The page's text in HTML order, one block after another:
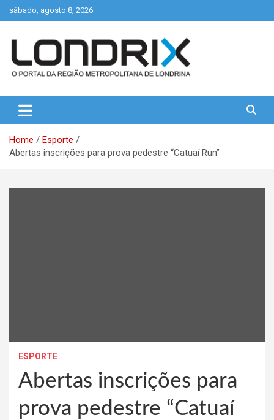
Skip
to
sábado, agosto 8, 2026
Londrix
Home
Esporte
Abertas inscrições para prova pedestre “Catuaí Run”
ESPORTE
Abertas inscrições para
prova pedestre “Catuaí